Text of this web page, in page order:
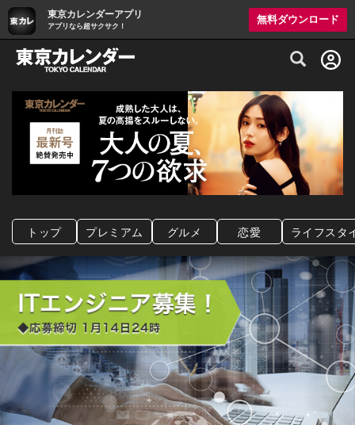
東京カレンダーアプリ
アプリなら超サクサク！
無料ダウンロード
グルメ情報・プレミアムレストラン予約
トップ プレミアム グルメ 恋愛 ライフスタ